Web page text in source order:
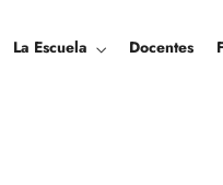
La Escuela Docentes